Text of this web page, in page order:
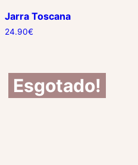
Jarra Toscana
24.90€
Esgotado!